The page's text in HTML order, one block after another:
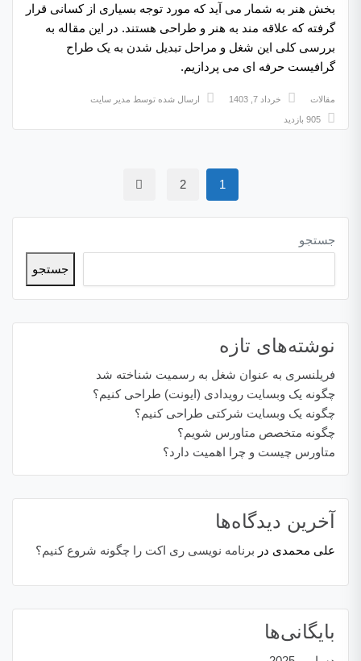
بخش هنر به شمار می آید که مورد توجه بسیاری از کسانی قرار
گرفته که علاقه مند به هنر و طراحی هستند. در این مقاله به
بررسی کلی این شغل و مراحل تبدیل شدن به یک طراح
گرافیست حرفه ای می پردازیم.
مقالات خرداد 7, 1403 ارسال شده توسط مدیر سایت
1
2
جستجو
جستجو
نوشته‌های تازه
فریلنسری به عنوان شغل به رسمیت شناخته شد
چگونه یک وبسایت رویدادی (ایونت) طراحی کنیم؟
چگونه یک وبسایت شرکتی طراحی کنیم؟
چگونه متخصص متاورس شویم؟
متاورس چیست و چرا اهمیت دارد؟
آخرین دیدگاه‌ها
علی محمدی در برنامه نویسی ری اکت را چگونه شروع کنیم؟
بایگانی‌ها